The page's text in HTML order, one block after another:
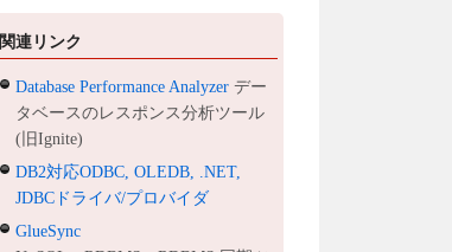
関連リンク
Database Performance Analyzer デー
タベースのレスポンス分析ツール
(旧Ignite)
DB2対応ODBC, OLEDB, .NET,
JDBCドライバ/プロバイダ
GlueSync